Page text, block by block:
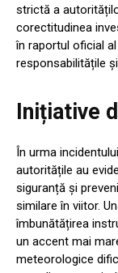
strictă a
corectitudinea
în raportul oficial
responsabilitățile
Inițiative
În urma
autoritățile au
siguranță și
similare în viitor.
îmbunătățirea
un accent mai
meteorologice